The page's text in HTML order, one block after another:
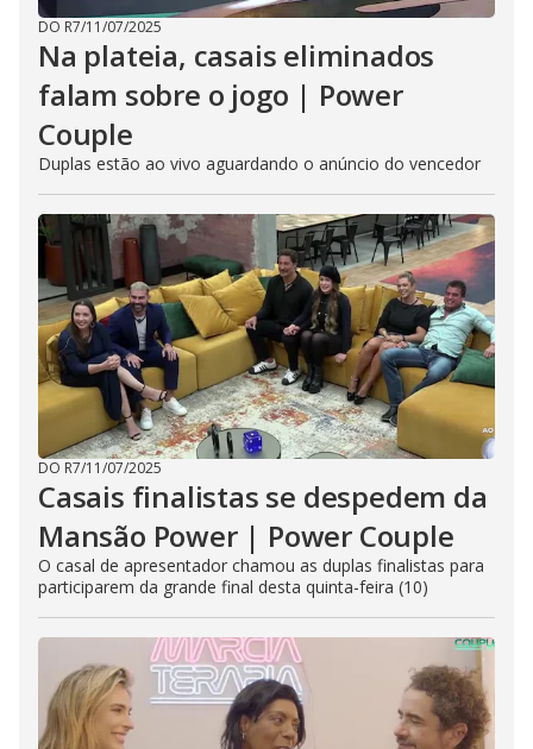
DO R7/11/07/2025
Na plateia, casais eliminados
falam sobre o jogo | Power
Couple
Duplas estão ao vivo aguardando o anúncio do vencedor
DO R7/11/07/2025
Casais finalistas se despedem da
Mansão Power | Power Couple
O casal de apresentador chamou as duplas finalistas para
participarem da grande final desta quinta-feira (10)